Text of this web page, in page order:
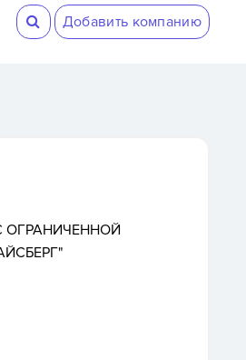
Добавить компанию